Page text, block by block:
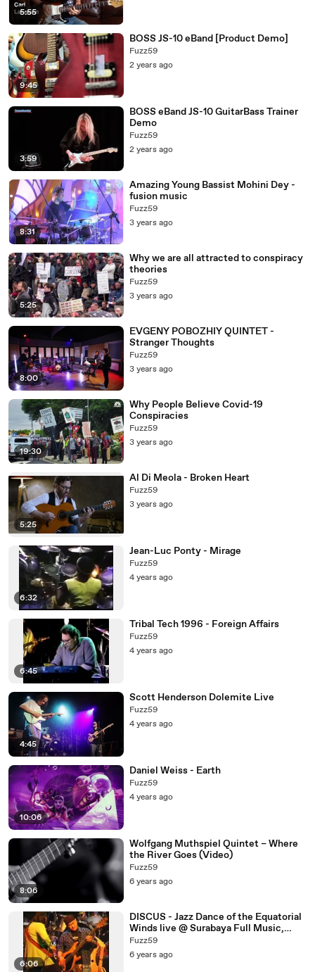
5:55
9:45
BOSS JS-10 eBand [Product Demo]
Fuzz59
2 years ago
3:59
BOSS eBand JS-10 GuitarBass Trainer
Demo
Fuzz59
2 years ago
8:31
Amazing Young Bassist Mohini Dey -
fusion music
Fuzz59
3 years ago
5:25
Why we are all attracted to conspiracy
theories
Fuzz59
3 years ago
8:00
EVGENY POBOZHIY QUINTET -
Stranger Thoughts
Fuzz59
3 years ago
19:30
Why People Believe Covid-19
Conspiracies
Fuzz59
3 years ago
5:25
Al Di Meola - Broken Heart
Fuzz59
3 years ago
6:32
Jean-Luc Ponty - Mirage
Fuzz59
4 years ago
6:45
Tribal Tech 1996 - Foreign Affairs
Fuzz59
4 years ago
4:45
Scott Henderson Dolemite Live
Fuzz59
4 years ago
10:06
Daniel Weiss - Earth
Fuzz59
4 years ago
8:06
Wolfgang Muthspiel Quintet – Where
the River Goes (Video)
Fuzz59
6 years ago
6:06
DISCUS - Jazz Dance of the Equatorial
Winds live @ Surabaya Full Music,
Surabaya, Indonesia 2006
Fuzz59
6 years ago